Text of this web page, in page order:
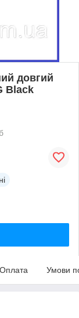
довгий
Black
Оплата Умови